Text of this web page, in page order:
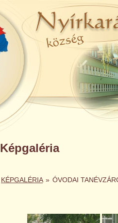
Képgaléria
KÉPGALÉRIA » ÓVODAI